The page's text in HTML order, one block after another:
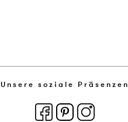
Unsere soziale Präsenzen